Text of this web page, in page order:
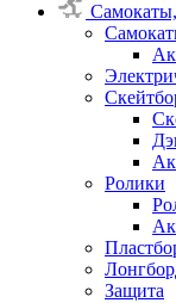
Ролики
Защита